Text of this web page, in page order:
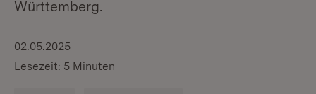
Württemberg.
02.05.2025
Lesezeit: 5 Minuten